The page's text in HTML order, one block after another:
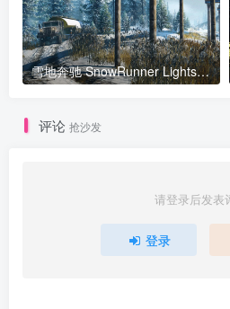
雪地奔驰 SnowRunner Lights and Cameras v28.1高级版 集成全DLC 官方中文
评论 抢沙发
请登录后发表
登录